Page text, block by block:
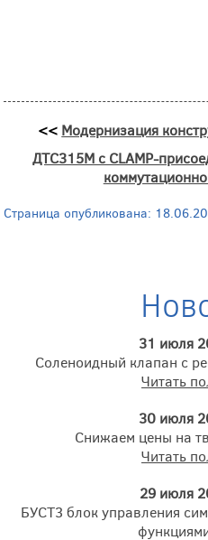
<< Модернизация
ДТС315М с CLAMP-
Страница опубликована:
31 июля
Соленоидный клапан с
Читать
30 июля
Снижаем цены на
Читать
29 июля
БУСТ3 блок управления